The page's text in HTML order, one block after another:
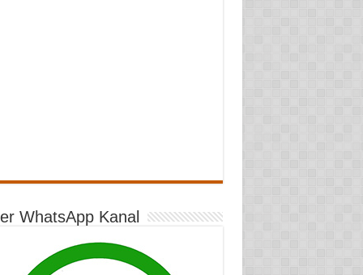
WhatsApp Kanal